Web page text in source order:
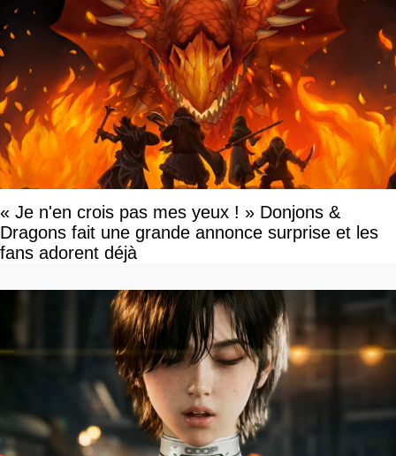
« Je n'en crois pas mes yeux ! » Donjons &
Dragons fait une grande annonce surprise et les
fans adorent déjà